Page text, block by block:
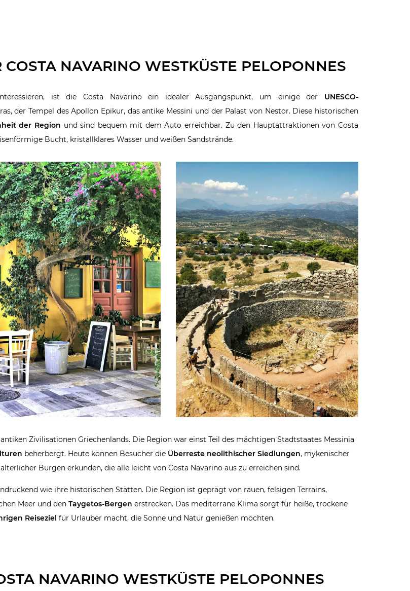
COSTA NAVARINO WESTKÜSTE PELOPONNES
ist die Costa Navarino ein idealer Ausgangspunkt, um einige der UNESCO-
der Tempel des Apollon Epikur, das antike Messini und der Palast von Nestor. Diese historischen
der Region und sind bequem mit dem Auto erreichbar. Zu den Hauptattraktionen von Costa
Bucht, kristallklares Wasser und weißen Sandstrände.
Zivilisationen Griechenlands. Die Region war einst Teil des mächtigen Stadtstaates Messinia
beherbergt. Heute können Besucher die Überreste neolithischer Siedlungen, mykenischer
Burgen erkunden, die alle leicht von Costa Navarino aus zu erreichen sind.
wie ihre historischen Stätten. Die Region ist geprägt von rauen, felsigen Terrains,
Meer und den Taygetos-Bergen erstrecken. Das mediterrane Klima sorgt für heiße, trockene
Reiseziel für Urlauber macht, die Sonne und Natur genießen möchten.
NAVARINO WESTKÜSTE PELOPONNES